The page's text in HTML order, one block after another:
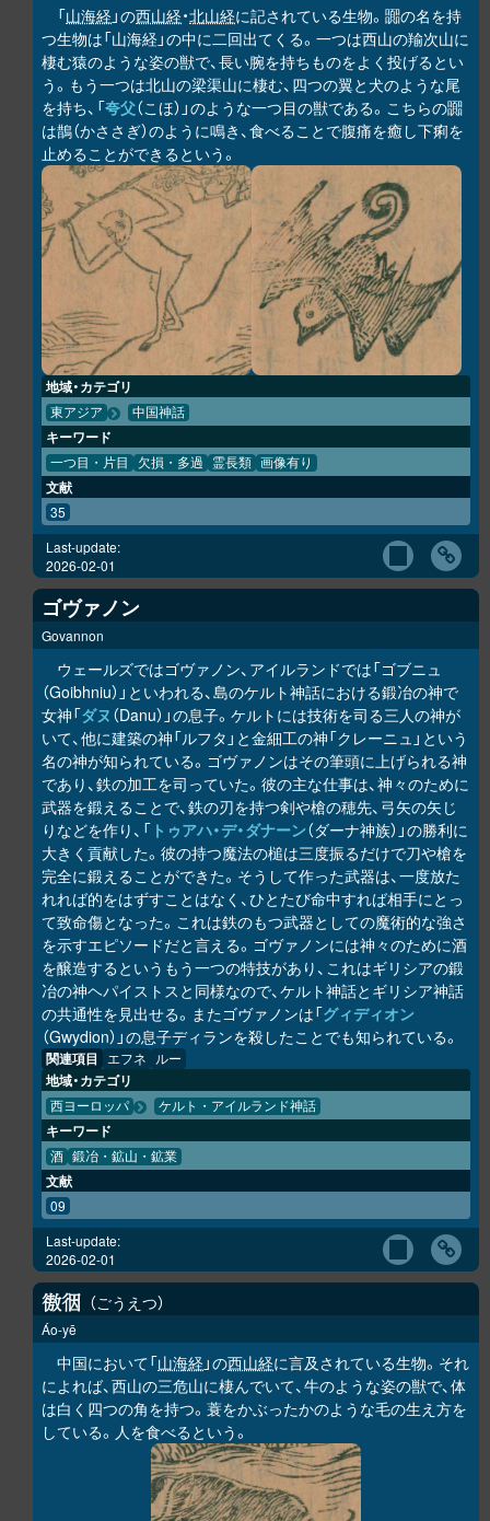
「山海経 」の西山経・北山経に記されている生物。嚻の名を持
つ生物は「山海経」の中に二回出てくる。一つは西山の羭次山に
棲む猿のような姿の獣で、長い腕を持ちものをよく投げるとい
う。もう一つは北山の梁渠山に棲む、四つの翼と犬のような尾
を持ち、「夸父（こほ）」のような一つ目の獣である。こちらの嚻
は鵲（かささぎ）のように鳴き、食べることで腹痛を癒し下痢を
止めることができるという。
地域・カテゴリ
東アジア 中国神話
キーワード
一つ目・片目 欠損・多過 霊長類 画像有り
文献
35
Last-update:
2026-02-01
ゴヴァノン
Govannon
ウェールズではゴヴァノン、アイルランドでは「ゴブニュ
（Goibhniu）」といわれる、島のケルト神話における鍛冶の神で
女神「ダヌ （Danu）」の息子。ケルトには技術を司る三人の神が
いて、他に建築の神「ルフタ」と金細工の神「クレーニュ」という
名の神が知られている。ゴヴァノンはその筆頭に上げられる神
であり、鉄の加工を司っていた。彼の主な仕事は、神々のために
武器を鍛えることで、鉄の刃を持つ剣や槍の穂先、弓矢の矢じ
りなどを作り、「 トゥアハ・デ・ダナーン（ダーナ神族）」の勝利に
大きく貢献した。彼の持つ魔法の槌は三度振るだけで刀や槍を
完全に鍛えることができた。そうして作った武器は、一度放た
れれば的をはずすことはなく、ひとたび命中すれば相手にとっ
て致命傷となった。これは鉄のもつ武器としての魔術的な強さ
を示すエピソードだと言える。ゴヴァノンには神々のために酒
を醸造するというもう一つの特技があり、これはギリシアの鍛
冶の神ヘパイストスと同様なので、ケルト神話とギリシア神話
の共通性を見出せる。またゴヴァノンは「グィディオン
（Gwydion）」の息子ディランを殺したことでも知られている。
関連項目 エフネ ルー
地域・カテゴリ
西ヨーロッパ ケルト・アイルランド神話
キーワード
酒 鍛冶・鉱山・鉱業
文献
09
Last-update:
2026-02-01
𢕟𢓨 ごうえつ
Áo-yē
中国において「山海経 」の西山経に言及されている生物。それ
によれば、西山の三危山に棲んでいて、牛のような姿の獣で、体
は白く四つの角を持つ。蓑をかぶったかのような毛の生え方を
している。人を食べるという。